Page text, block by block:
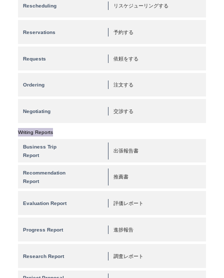
Rescheduling リスケジューリングする
Reservations 予約する
Requests 依頼をする
Ordering 注文する
Negotiating 交渉する
Writing Reports
Business Trip
Report
出張報告書
Recommendation
Report
推薦書
Evaluation Report 評価レポート
Progress Report 進捗報告
Research Report 調査レポート